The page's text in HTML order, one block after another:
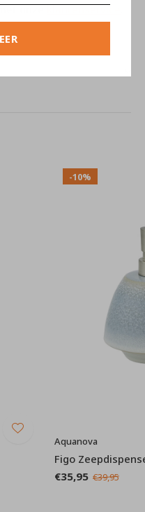
onzeklantenservice
-10%
Aquanova
Figo
€35,95 €39,95